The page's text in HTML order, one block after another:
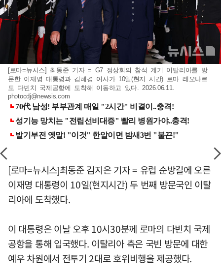
[로마=뉴시스] 최동준 기자 = G7 정상회의 참석 계기 이탈리아를 방
문한 이재명 대통령과 김혜경 여사가 10일(현지 시간) 로마 레오나르
도 다빈치 국제공항에 도착해 이동하고 있다. 2026.06.11.
photocdj@newsis.com
[로마=뉴시스]최동준 김지은 기자 = 유럽 순방길에 오른
이재명 대통령이 10일(현지시간) 두 번째 방문국인 이탈
리아에 도착했다.
이 대통령은 이날 오후 10시30분께 로마의 다빈치 국제
공항을 통해 입국했다. 이탈리아 측은 국빈 방문에 대한
예우 차원에서 전투기 2대로 호위비행을 제공했다.